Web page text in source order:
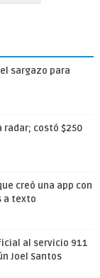
sargazo para
radar; costó $250
creó una app con
a texto
al servicio 911
Joel Santos